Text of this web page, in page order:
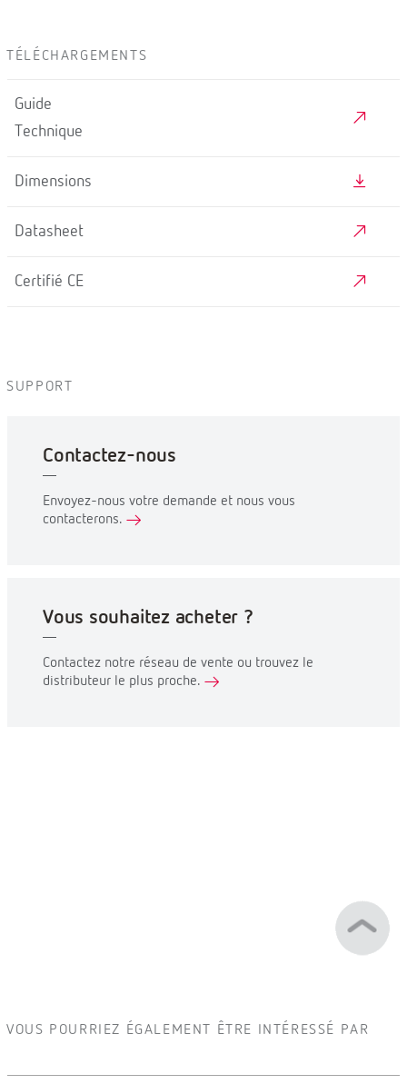
TÉLÉCHARGEMENTS
Guide
Technique
Dimensions
Datasheet
Certifié CE
SUPPORT
Contactez-nous
Envoyez-nous votre demande et nous vous
contacterons.
Vous souhaitez acheter ?
Contactez notre réseau de vente ou trouvez le
distributeur le plus proche.
VOUS POURRIEZ ÉGALEMENT ÊTRE INTÉRESSÉ PAR